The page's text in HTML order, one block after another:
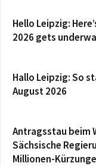
Hello Leipzig:
2026 gets
Hallo Leipzig: So
August 2026
Antragsstau beim
Sächsische
Millionen-